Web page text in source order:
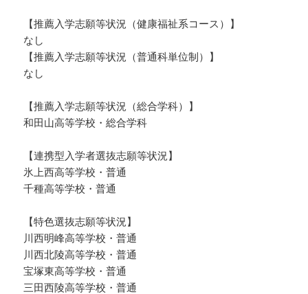
【推薦入学志願等状況（健康福祉系コース）】
なし
【推薦入学志願等状況（普通科単位制）】
なし
【推薦入学志願等状況（総合学科）】
和田山高等学校・総合学科
【連携型入学者選抜志願等状況】
氷上西高等学校・普通
千種高等学校・普通
【特色選抜志願等状況】
川西明峰高等学校・普通
川西北陵高等学校・普通
宝塚東高等学校・普通
三田西陵高等学校・普通